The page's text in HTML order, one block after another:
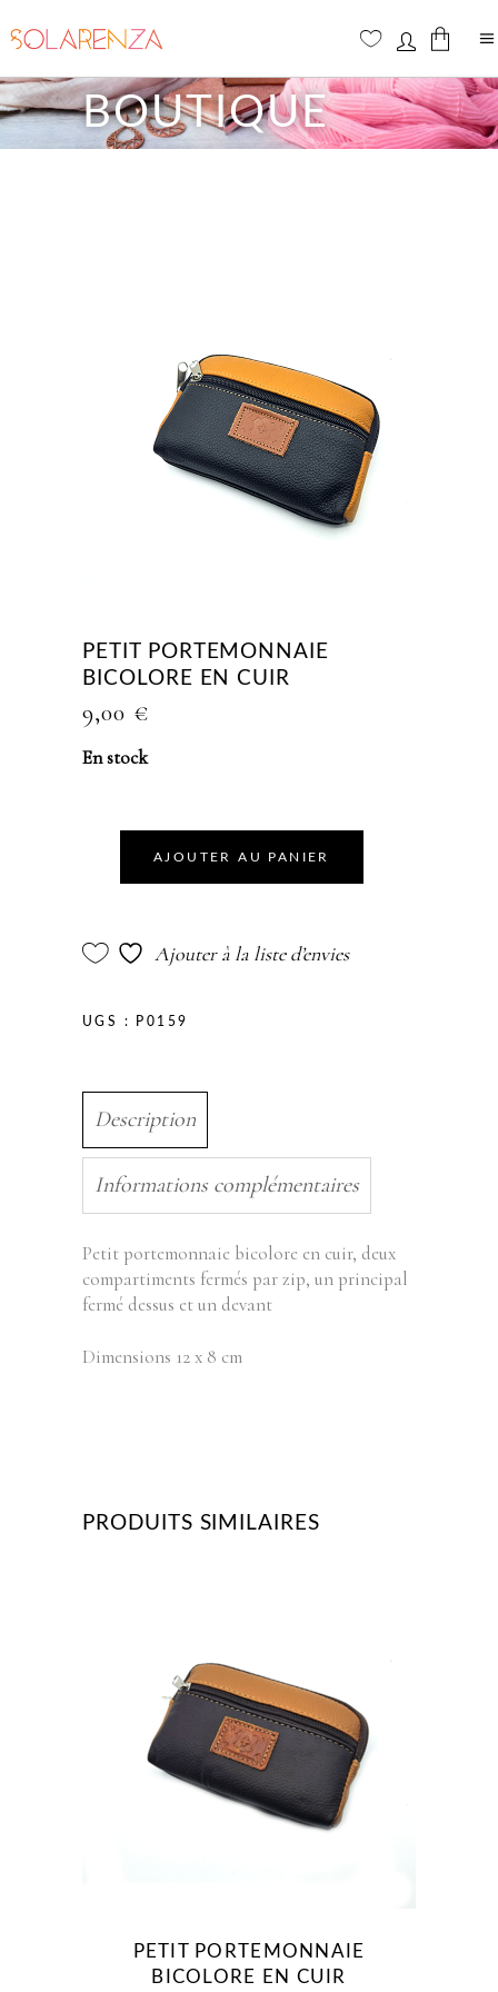
Aucun produit dans le panier
BOUTIQUE
PETIT PORTEMONNAIE
BICOLORE EN CUIR
9,00 €
En stock
AJOUTER AU PANIER
Ajouter à la liste d’envies
UGS : P0159
Description
Informations complémentaires
Petit portemonnaie bicolore en cuir, deux
compartiments fermés par zip, un principal
fermé dessus et un devant
Dimensions 12 x 8 cm
PRODUITS SIMILAIRES
PETIT PORTEMONNAIE
BICOLORE EN CUIR